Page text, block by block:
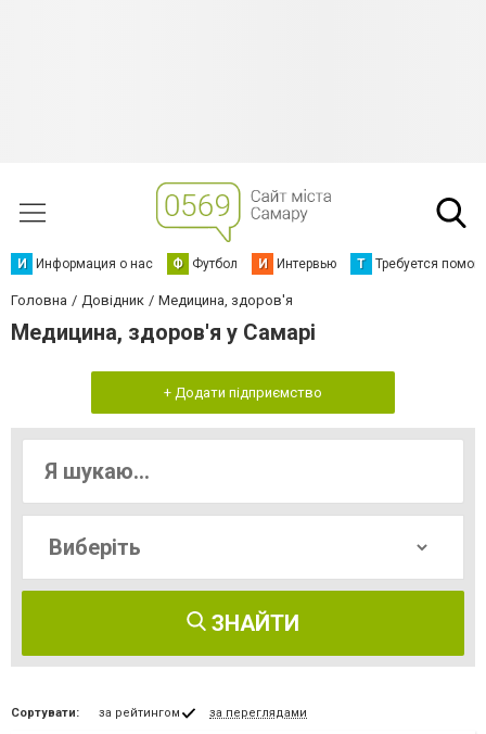
И Информация о нас Ф Футбол И Интервью Т Требуется
Головна Довідник Медицина, здоров'я
Медицина, здоров'я у Самарі
+ Додати підприємство
ЗНАЙТИ
Сортувати: за рейтингом за переглядами